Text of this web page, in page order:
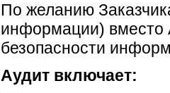
По желанию
информации) вместо
безопасности
Аудит включает: